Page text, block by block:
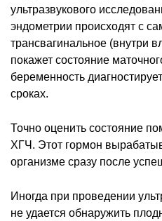
ультразвукового
эндометрии происходят с
трансвагинальное (внутри
покажет состояние
беременность
сроках.
Точно оценить состояние
ХГЧ. Этот гормон
организме сразу после
Иногда при проведении
не удается обнаружить